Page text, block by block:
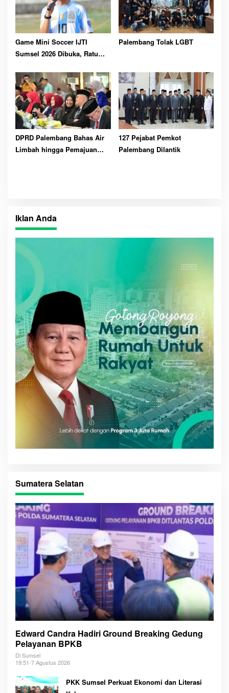
Game Mini Soccer IJTI
Sumsel 2026 Dibuka, Ratu
Solidaritas
Palembang Tolak LGBT
DPRD Palembang Bahas Air
Limbah hingga Pemajuan
127 Pejabat Pemkot
Palembang Dilantik
Iklan Anda
Sumatera Selatan
Edward Candra Hadiri Ground Breaking Gedung
Pelayanan BPKB
Di Sumsel
19:51-7 Agustus 2026
PKK Sumsel Perkuat Ekonomi dan Literasi